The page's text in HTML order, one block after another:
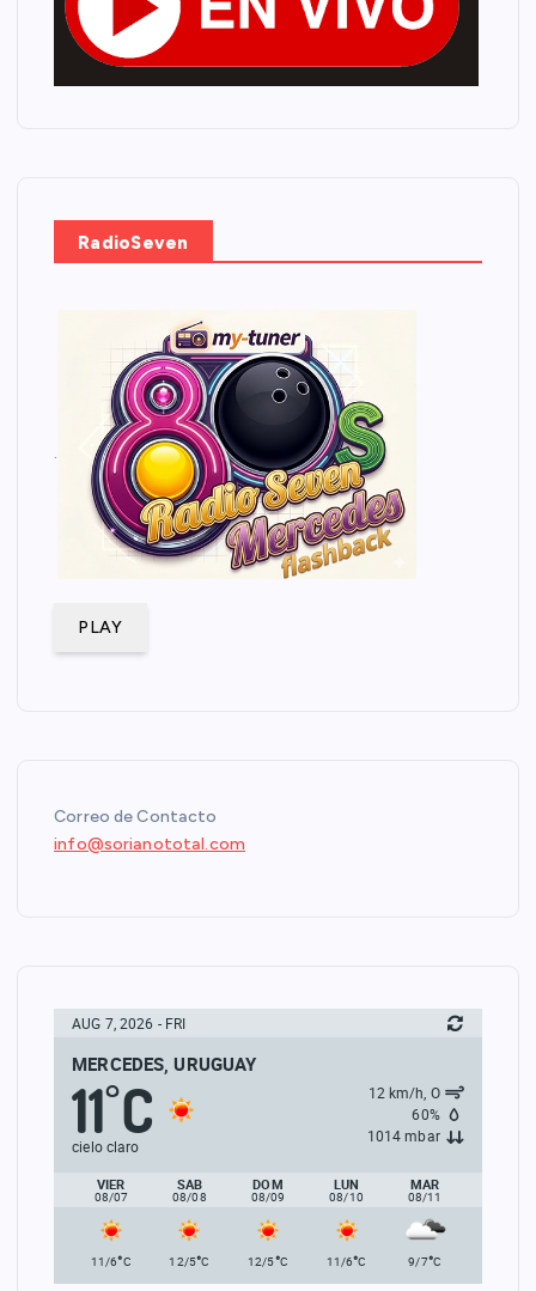
RadioSeven
.
PLAY
Correo de Contacto
info@sorianototal.com
AUG 7, 2026 - FRI
MERCEDES, URUGUAY
11°C
cielo claro
12 km/h, O
60%
1014 mbar
VIER
08/07
SAB
08/08
DOM
08/09
LUN
08/10
MAR
08/11
11/6°C 12/5°C 12/5°C 11/6°C 9/7°C